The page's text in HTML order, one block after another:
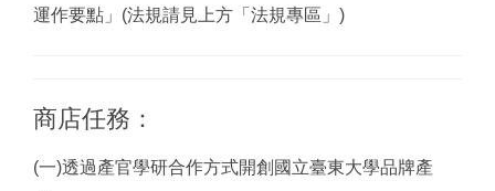
運作要點」(法規請見上方「法規專區」)
商店任務：
(一)透過產官學研合作方式開創國立臺東大學品牌產